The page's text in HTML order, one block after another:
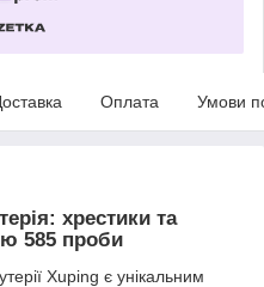
Оплата Умови
хрестики та
585 проби
Xuping є унікальним